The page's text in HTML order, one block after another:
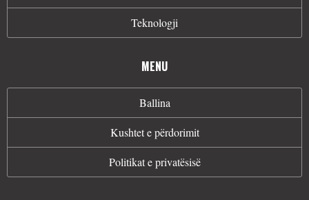
Teknologji
MENU
Ballina
Kushtet e përdorimit
Politikat e privatësisë